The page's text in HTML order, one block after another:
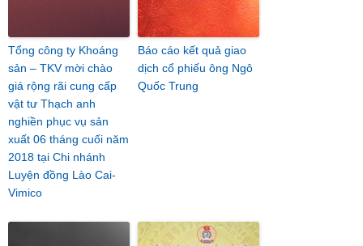
Tổng công ty Khoáng
sản – TKV mời chào
giá rộng rãi cung cấp
vật tư Thạch anh
nghiền phục vụ sản
xuất 06 tháng cuối năm
2018 tại Chi nhánh
Luyện đồng Lào Cai-
Vimico
Báo cáo kết quả giao
dịch cổ phiếu ông Ngô
Quốc Trung